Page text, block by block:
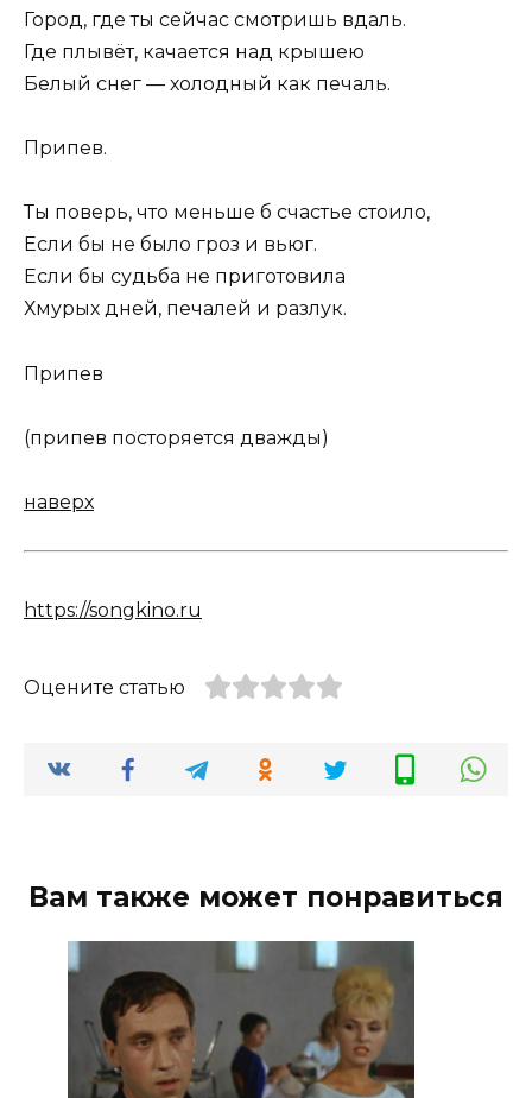
Город, где ты сейчас смотришь вдаль.
Где плывёт, качается над крышею
Белый снег — холодный как печаль.
Припев.
Ты поверь, что меньше б счастье стоило,
Если бы не было гроз и вьюг.
Если бы судьба не приготовила
Хмурых дней, печалей и разлук.
Припев
(припев посторяется дважды)
наверх
https://songkino.ru
Оцените статью
Вам также может понравиться